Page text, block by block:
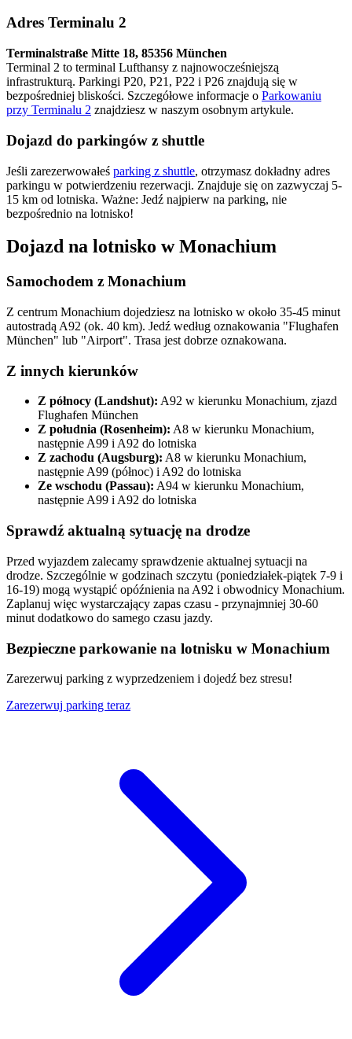
Adres Terminalu 2
Terminalstraße Mitte 18, 85356 München
Terminal 2 to terminal Lufthansy z najnowocześniejszą
infrastrukturą. Parkingi P20, P21, P22 i P26 znajdują się w
bezpośredniej bliskości. Szczegółowe informacje o Parkowaniu
przy Terminalu 2 znajdziesz w naszym osobnym artykule.
Dojazd do parkingów z shuttle
Jeśli zarezerwowałeś parking z shuttle, otrzymasz dokładny adres
parkingu w potwierdzeniu rezerwacji. Znajduje się on zazwyczaj 5-
15 km od lotniska. Ważne: Jedź najpierw na parking, nie
bezpośrednio na lotnisko!
Dojazd na lotnisko w Monachium
Samochodem z Monachium
Z centrum Monachium dojedziesz na lotnisko w około 35-45 minut
autostradą A92 (ok. 40 km). Jedź według oznakowania "Flughafen
München" lub "Airport". Trasa jest dobrze oznakowana.
Z innych kierunków
Z północy (Landshut): A92 w kierunku Monachium, zjazd
Flughafen München
Z południa (Rosenheim): A8 w kierunku Monachium,
następnie A99 i A92 do lotniska
Z zachodu (Augsburg): A8 w kierunku Monachium,
następnie A99 (północ) i A92 do lotniska
Ze wschodu (Passau): A94 w kierunku Monachium,
następnie A99 i A92 do lotniska
Sprawdź aktualną sytuację na drodze
Przed wyjazdem zalecamy sprawdzenie aktualnej sytuacji na
drodze. Szczególnie w godzinach szczytu (poniedziałek-piątek 7-9 i
16-19) mogą wystąpić opóźnienia na A92 i obwodnicy Monachium.
Zaplanuj więc wystarczający zapas czasu - przynajmniej 30-60
minut dodatkowo do samego czasu jazdy.
Bezpieczne parkowanie na lotnisku w Monachium
Zarezerwuj parking z wyprzedzeniem i dojedź bez stresu!
Zarezerwuj parking teraz